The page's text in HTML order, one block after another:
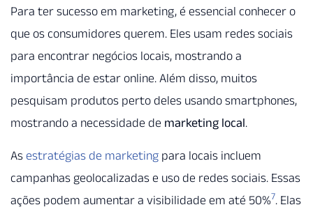
Para ter sucesso em marketing, é essencial conhecer o
que os consumidores querem. Eles usam redes sociais
para encontrar negócios locais, mostrando a
importância de estar online. Além disso, muitos
pesquisam produtos perto deles usando smartphones,
mostrando a necessidade de marketing local.
As estratégias de marketing para locais incluem
campanhas geolocalizadas e uso de redes sociais. Essas
ações podem aumentar a visibilidade em até 50%7. Elas